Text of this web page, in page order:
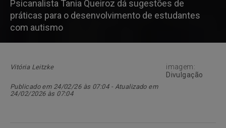
Psicanalista Tania Queiroz dá sugestões de
práticas para o desenvolvimento de estudantes
com autismo
Vitória Leitzke
Publicado em 24/02/26 às 07:04 - Atualizado em
24/02/2026 às 07:04
imagem:
Divulgação